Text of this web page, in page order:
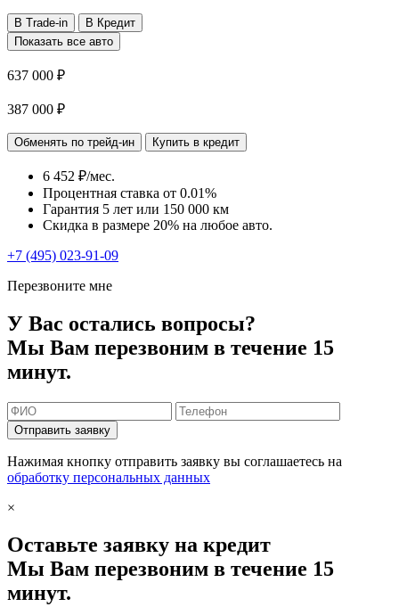
В Trade-in
В Кредит
Показать все авто
637 000 ₽
387 000 ₽
Обменять по трейд-ин Купить в кредит
6 452 ₽/мес.
Процентная ставка от 0.01%
Гарантия 5 лет или 150 000 км
Скидка в размере 20% на любое авто.
+7 (495) 023-91-09
Перезвоните мне
У Вас остались вопросы?
Мы Вам перезвоним в течение 15
минут.
Отправить заявку
Нажимая кнопку отправить заявку вы соглашаетесь на
обработку персональных данных
×
Оставьте заявку на кредит
Мы Вам перезвоним в течение 15
минут.